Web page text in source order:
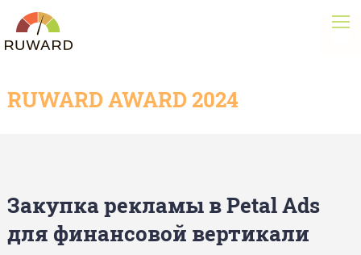
RUWARD AWARD 2024
Закупка рекламы в Petal Ads
для финансовой вертикали